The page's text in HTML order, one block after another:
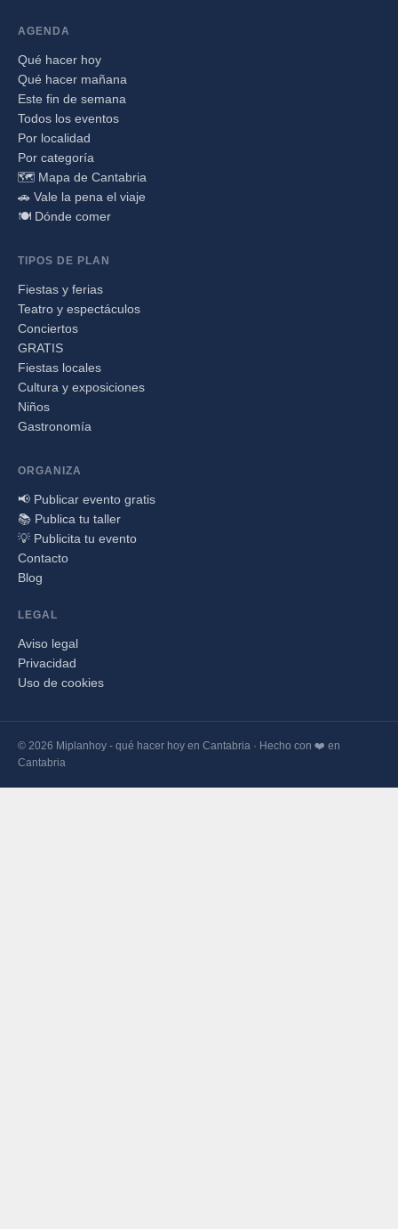
AGENDA
Qué hacer hoy
Qué hacer mañana
Este fin de semana
Todos los eventos
Por localidad
Por categoría
🗺️ Mapa de Cantabria
🚗 Vale la pena el viaje
🍽️ Dónde comer
TIPOS DE PLAN
Fiestas y ferias
Teatro y espectáculos
Conciertos
GRATIS
Fiestas locales
Cultura y exposiciones
Niños
Gastronomía
ORGANIZA
📢 Publicar evento gratis
📚 Publica tu taller
💡 Publicita tu evento
Contacto
Blog
LEGAL
Aviso legal
Privacidad
Uso de cookies
© 2026 Miplanhoy - qué hacer hoy en Cantabria · Hecho con ❤️ en
Cantabria